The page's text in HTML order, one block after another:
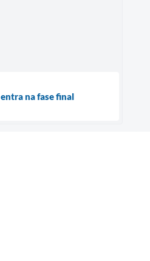
na fase final